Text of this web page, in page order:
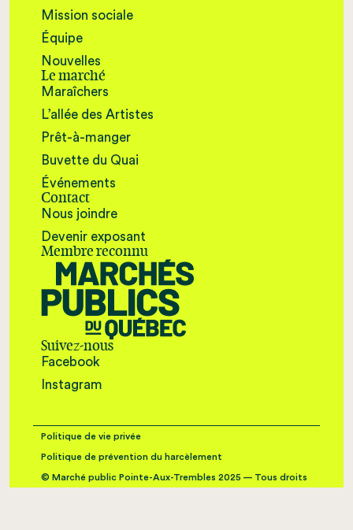
Mission sociale
Équipe
Nouvelles
Le marché
Maraîchers
L’allée des Artistes
Prêt-à-manger
Buvette du Quai
Événements
Contact
Nous joindre
Devenir exposant
Membre reconnu
Suivez-nous
Facebook
Instagram
Politique de vie privée
Politique de prévention du harcèlement
© Marché public Pointe-Aux-Trembles 2025 — Tous droits